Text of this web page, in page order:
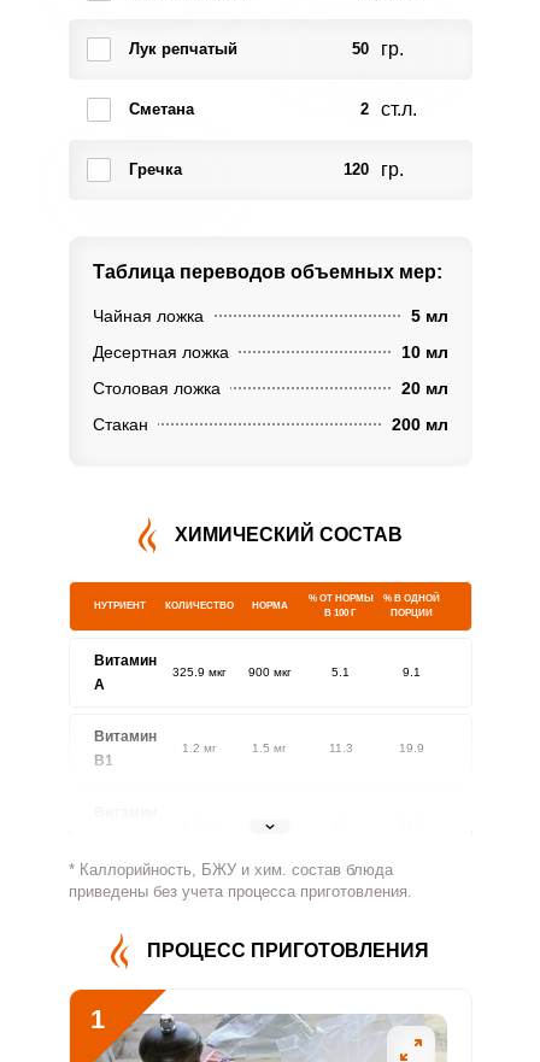
Лук репчатый 50 гр.
Сметана 2 ст.л.
Гречка 120 гр.
Таблица переводов объемных мер:
Чайная ложка
5 мл
Десертная ложка
10 мл
Столовая ложка
20 мл
Стакан
200 мл
ХИМИЧЕСКИЙ СОСТАВ
НУТРИЕНТ КОЛИЧЕСТВО НОРМА
% ОТ НОРМЫ
В 100 Г
% В ОДНОЙ
ПОРЦИИ
Витамин
A
325.9 мкг 900 мкг 5.1 9.1
Витамин
В1
1.2 мг 1.5 мг 11.3 19.9
1.8 мг
Витамин
276.6 мг 500 мг 7.8 13.8
Витамин
В5
Витамин
1.3 мг 2 мг 16.4
* Каллорийность, БЖУ и хим. состав блюда
приведены без учета процесса приготовления.
ПРОЦЕСС ПРИГОТОВЛЕНИЯ
1